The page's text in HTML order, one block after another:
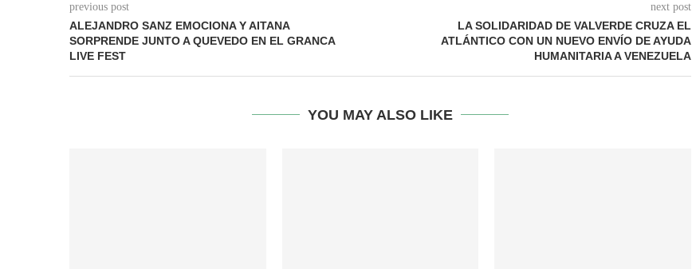
previous post
ALEJANDRO SANZ EMOCIONA Y AITANA
SORPRENDE JUNTO A QUEVEDO EN EL GRANCA
LIVE FEST
next post
LA SOLIDARIDAD DE VALVERDE CRUZA EL
ATLÁNTICO CON UN NUEVO ENVÍO DE AYUDA
HUMANITARIA A VENEZUELA
YOU MAY ALSO LIKE